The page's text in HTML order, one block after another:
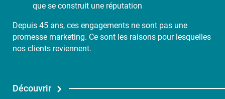
que se construit une réputation
Depuis 45 ans, ces engagements ne sont pas une
promesse marketing. Ce sont les raisons pour lesquelles
nos clients reviennent.
Découvrir